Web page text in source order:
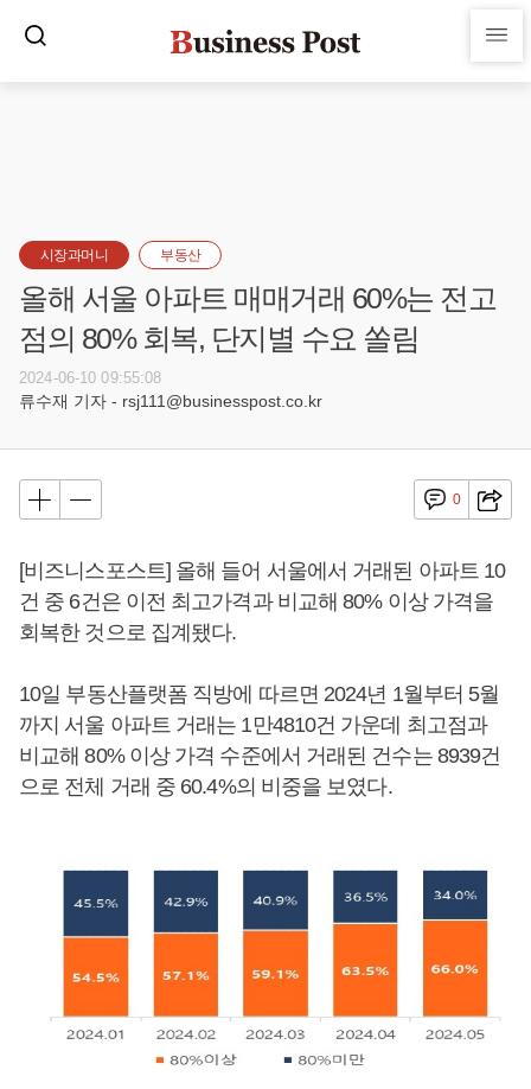
시장과머니 부동산
올해 서울 아파트 매매거래 60%는 전고
점의 80% 회복, 단지별 수요 쏠림
2024-06-10 09:55:08
류수재 기자 - rsj111@businesspost.co.kr
0
[비즈니스포스트] 올해 들어 서울에서 거래된 아파트 10
건 중 6건은 이전 최고가격과 비교해 80% 이상 가격을
회복한 것으로 집계됐다.
10일 부동산플랫폼 직방에 따르면 2024년 1월부터 5월
까지 서울 아파트 거래는 1만4810건 가운데 최고점과
비교해 80% 이상 가격 수준에서 거래된 건수는 8939건
으로 전체 거래 중 60.4%의 비중을 보였다.